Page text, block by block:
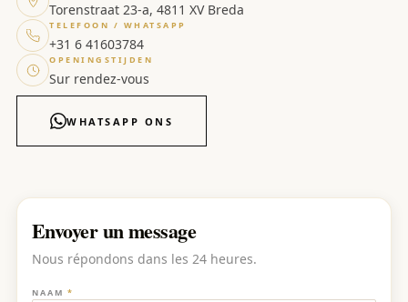
Torenstraat 23-a, 4811 XV Breda
TELEFOON / WHATSAPP
+31 6 41603784
OPENINGSTIJDEN
Sur rendez-vous
WHATSAPP ONS
Envoyer un message
Nous répondons dans les 24 heures.
NAAM *